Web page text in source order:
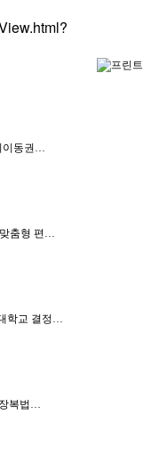
이동권…
춤형 편…
학교 결정…
장복법…